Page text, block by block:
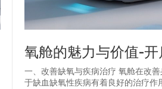
氧舱的魅力与价值-
一、改善缺氧与疾病治疗 氧舱在改
于缺血缺氧性疾病有着良好的治疗作